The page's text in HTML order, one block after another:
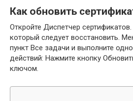
Как обновить
Откройте Диспетчер
который следует восстановить.
пункт Все задачи и выполните
действий: Нажмите кнопку
ключом.